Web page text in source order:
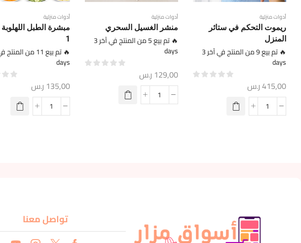
أدوات منزلية
ريموت التحكم في ستائر
المنزل
🔥 تم بيع 9 من المنتج في آخر 3
days
415,00ر.س
أدوات منزلية
منشر الغسيل السحري
🔥 تم بيع 5 من المنتج في آخر 3
days
129,00 ر.س
أدوات منزلية
1
days
135,00 ر.س
تواصل معنا